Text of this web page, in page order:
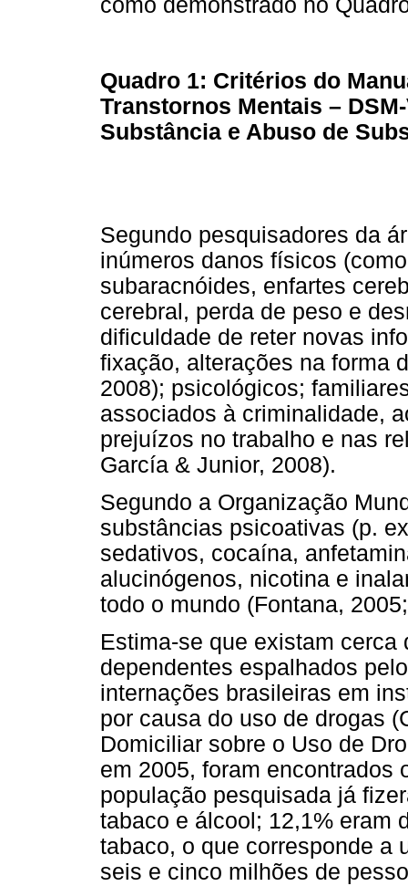
Quadro 1: Critérios do
Transtornos Mentais –
Substância e Abuso de
Segundo pesquisadores da
inúmeros danos físicos
subaracnóides, enfartes
cerebral, perda de peso e
dificuldade de reter novas
fixação, alterações na forma
2008); psicológicos;
associados à criminalidade,
prejuízos no trabalho e nas
García & Junior, 2008).
Segundo a Organização
substâncias psicoativas (p.
sedativos, cocaína,
alucinógenos, nicotina e
todo o mundo (Fontana,
Estima-se que existam
dependentes espalhados
internações brasileiras em
por causa do uso de drogas
Domiciliar sobre o Uso de
em 2005, foram encontrados
população pesquisada já
tabaco e álcool; 12,1% eram
tabaco, o que corresponde a
seis e cinco milhões de